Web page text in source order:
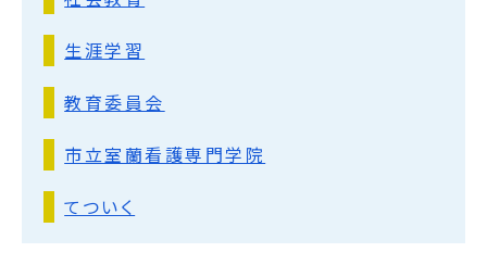
生涯学習
教育委員会
市立室蘭看護専門学院
てついく